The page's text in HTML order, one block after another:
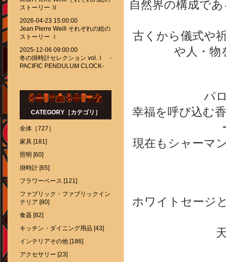
自然界の構成で
古くから儀式や
や人・物
パ
幸福を呼び込む
現在もシャーマ
ホワイトセージ
ストーリー Ⅱ
2026-04-23 15:00:00
Jean Pierre Weill それぞれの絵の
ストーリー Ⅰ
2025-12-06 09:00:00
冬の掛時計セレクション vol.Ⅰ -
PACIFIC PENDULUM CLOCK-
CATEGORY［カテゴリ］
全体［727］
家具 [181]
照明 [60]
掛時計 [65]
フラワーベース [121]
ファブリック・ファブリックイン
テリア [80]
食器 [82]
キッチン・ダイニング用品 [43]
インテリアその他 [186]
アクセサリー [23]